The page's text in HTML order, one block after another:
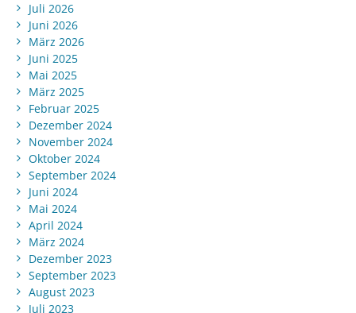
Juli 2026
Juni 2026
März 2026
Juni 2025
Mai 2025
März 2025
Februar 2025
Dezember 2024
November 2024
Oktober 2024
September 2024
Juni 2024
Mai 2024
April 2024
März 2024
Dezember 2023
September 2023
August 2023
Juli 2023